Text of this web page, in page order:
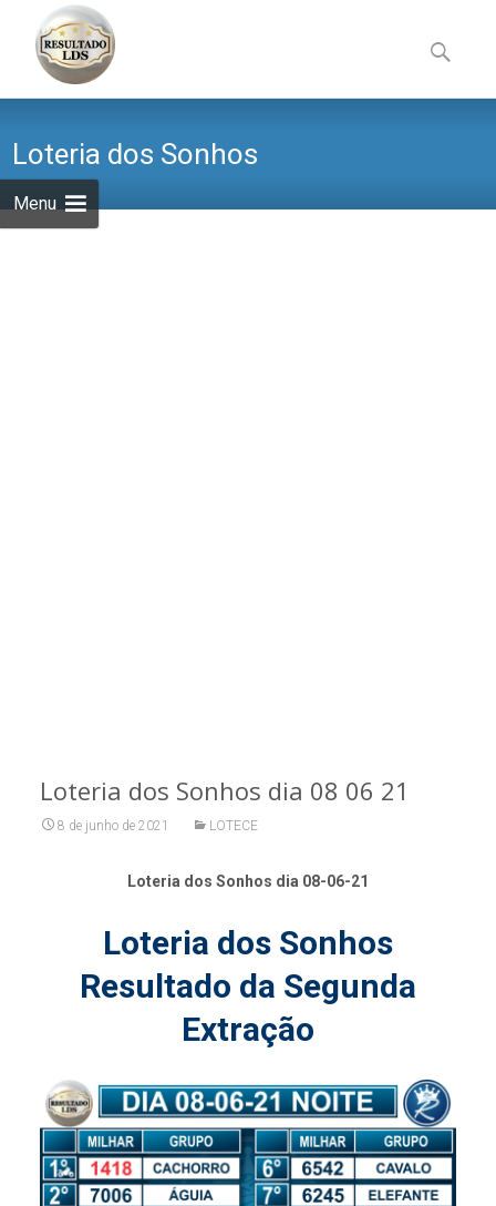
Menu
to
content
por:
Loteria dos Sonhos
Loteria dos Sonhos dia 08 06 21
8 de junho de 2021 LOTECE
Loteria dos Sonhos dia 08-06-21
Loteria dos Sonhos
Resultado da Segunda
Extração